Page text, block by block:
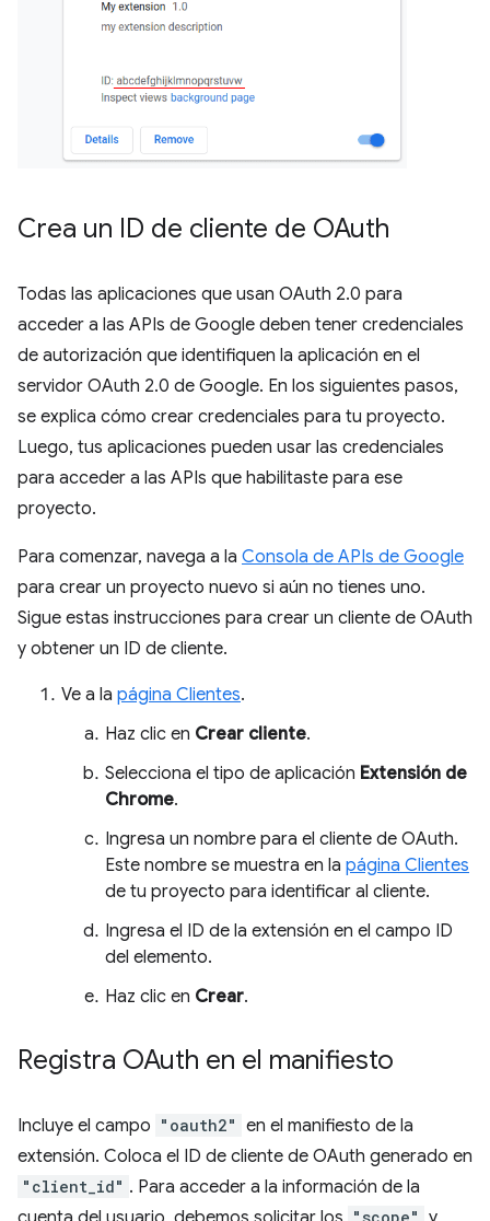
Crea un ID de cliente de OAuth
Todas las aplicaciones que usan OAuth 2.0 para
acceder a las APIs de Google deben tener credenciales
de autorización que identifiquen la aplicación en el
servidor OAuth 2.0 de Google. En los siguientes pasos,
se explica cómo crear credenciales para tu proyecto.
Luego, tus aplicaciones pueden usar las credenciales
para acceder a las APIs que habilitaste para ese
proyecto.
Para comenzar, navega a la Consola de APIs de Google
para crear un proyecto nuevo si aún no tienes uno.
Sigue estas instrucciones para crear un cliente de OAuth
y obtener un ID de cliente.
Ve a la página Clientes.
Haz clic en Crear cliente.
Selecciona el tipo de aplicación Extensión de
Chrome.
Ingresa un nombre para el cliente de OAuth.
Este nombre se muestra en la página Clientes
de tu proyecto para identificar al cliente.
Ingresa el ID de la extensión en el campo ID
del elemento.
Haz clic en Crear.
Registra OAuth en el manifiesto
Incluye el campo "oauth2" en el manifiesto de la
extensión. Coloca el ID de cliente de OAuth generado en
"client_id" . Para acceder a la información de la